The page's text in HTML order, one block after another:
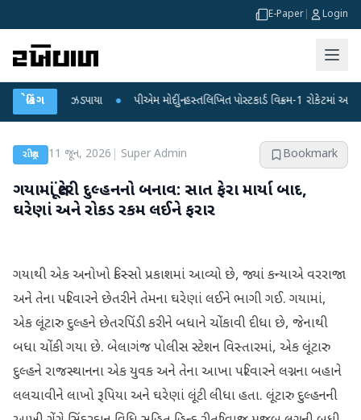
E-Paper Login
બ્રેકિંગ
ઝડપાયા ● પીએમ મોદીનું હસ્તલિખિત પોસ્ટકાર્ડ વિક્રમ-1 રોકેટમાં અવકાશમાં જશે
રાષ્ટ્રીય 11 જૂન, 2026 Super Admin Bookmark
ગયામાં લૂંટેરી દુલ્હનનો બનાવ: સાત ફેરા માર્યા બાદ,
ઘરેણાં અને રોકડ રકમ લઈને ફરાર
ગયાથી એક અનોખો કિસ્સો પ્રકાશમાં આવ્યો છે, જ્યાં કન્યાએ વરરાજા
અને તેના પરિવારને છેતરીને તેમના ઘરેણાં લઈને ભાગી ગઈ. ગયામાં,
એક લૂંટારુ દુલ્હને છેતરપિંડી કરીને બધાને ચોંકાવી દીધા છે, જેનાથી
બધા ચોંકી ગયા છે. બેલાગંજ પોલીસ સ્ટેશન વિસ્તારમાં, એક લૂંટારુ
દુલ્હને રાજસ્થાનના એક યુવક અને તેના આખા પરિવારને લગ્નના બહાને
લલચાવીને લાખો રૂપિયા અને ઘરેણાં લૂંટી લીધા હતા. લૂંટારુ દુલ્હનની